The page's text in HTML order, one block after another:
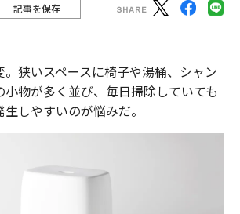
記事を保存
狭いスペースに椅子や湯桶、シャン
小物が多く並び、毎日掃除していても
しやすいのが悩みだ。